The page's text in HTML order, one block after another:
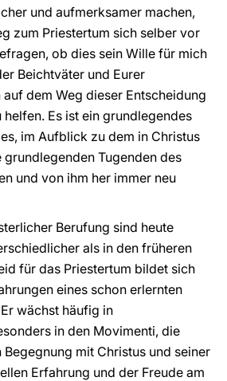
und aufmerksamer machen,
zum Priestertum sich selber vor
ob dies sein Wille für mich
Beichtväter und Eurer
dem Weg dieser Entscheidung
Es ist ein grundlegendes
im Aufblick zu dem in Christus
Tugenden des
und von ihm her immer neu
Berufung sind heute
als in den früheren
für das Priestertum bildet sich
eines schon erlernten
wächst häufig in
in den Movimenti, die
mit Christus und seiner
Erfahrung und der Freude am